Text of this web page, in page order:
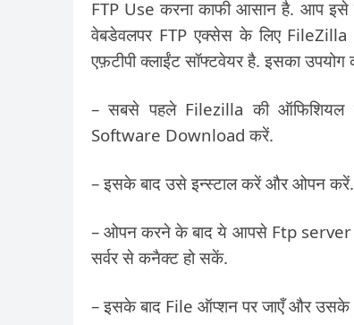
FTP Use करना काफी आसान है. आप
वेबडेवलपर FTP एक्सेस के लिए FileZilla
एफ़टीपी क्लाईंट सॉफ्टवेयर है. इसका
– सबसे पहले Filezilla की ऑफिशियल
Software Download करें.
– इसके बाद उसे इन्स्टाल करें और ओपन करें.
– ओपन करने के बाद ये आपसे Ftp server
सर्वर से कनैक्ट हो सकें.
– इसके बाद File ऑप्शन पर जाएँ और